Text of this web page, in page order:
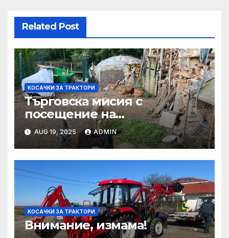
Related Post
КОСАЧКИ ЗА ТРАКТОРИ
Търговска мисия с
посещение на
Mеждународния търговски
панаир CosmeticBusiness
2025
AUG 19, 2025 ADMIN
КОСАЧКИ ЗА ТРАКТОРИ
Внимание, измама!